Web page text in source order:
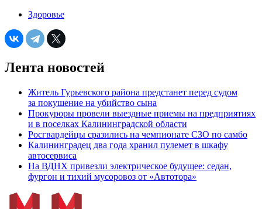
Здоровье
Лента новостей
Житель Гурьевского района предстанет перед судом
за покушение на убийство сына
Прокуроры провели выездные приемы на предприятиях
и в поселках Калининградской области
Росгвардейцы сразились на чемпионате СЗО по самбо
Калининградец два года хранил пулемет в шкафу
автосервиса
На ВДНХ привезли электрическое будущее: седан,
фургон и тихий мусоровоз от «Автотора»